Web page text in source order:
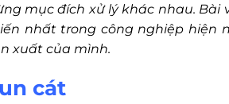
mục đích xử lý khác nhau. Bài
nhất trong công nghiệp hiện
xuất của mình.
cát